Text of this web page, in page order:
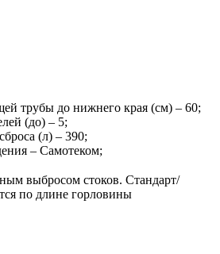
трубы до нижнего края (см) – 60;
(до) – 5;
(л) – 390;
– Самотеком;
выбросом стоков. Стандарт/
по длине горловины